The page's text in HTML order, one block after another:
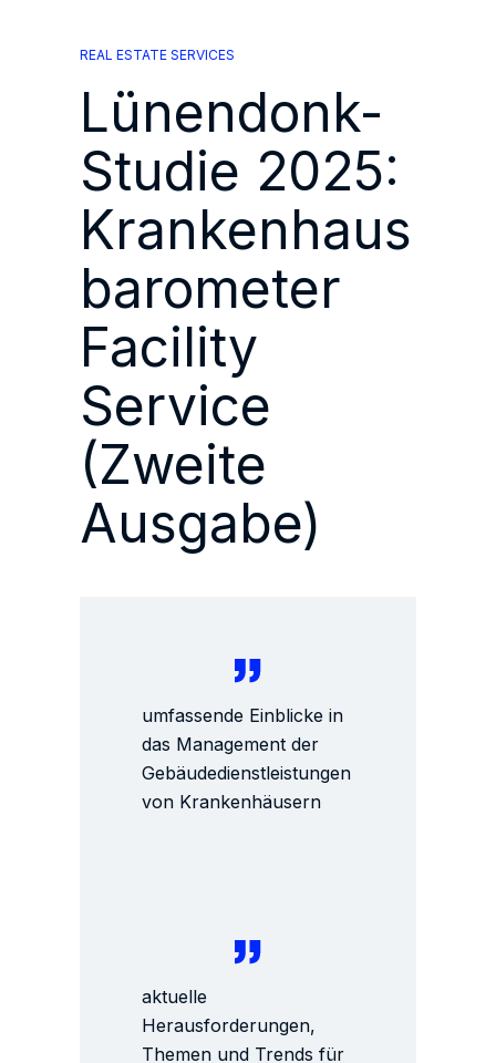
REAL ESTATE SERVICES
Lünendonk-
Studie 2025:
Krankenhaus
barometer
Facility
Service
(Zweite
Ausgabe)
umfassende Einblicke in
das Management der
Gebäudedienstleistungen
von Krankenhäusern
aktuelle
Herausforderungen,
Themen und Trends für